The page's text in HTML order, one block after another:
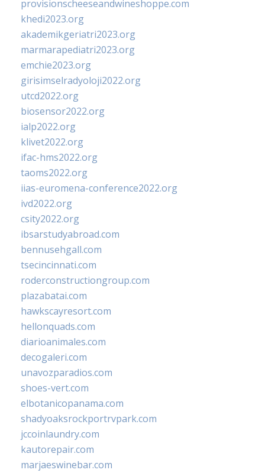
provisionscheeseandwineshoppe.com
khedi2023.org
akademikgeriatri2023.org
marmarapediatri2023.org
emchie2023.org
girisimselradyoloji2022.org
utcd2022.org
biosensor2022.org
ialp2022.org
klivet2022.org
ifac-hms2022.org
taoms2022.org
iias-euromena-conference2022.org
ivd2022.org
csity2022.org
ibsarstudyabroad.com
bennusehgall.com
tsecincinnati.com
roderconstructiongroup.com
plazabatai.com
hawkscayresort.com
hellonquads.com
diarioanimales.com
decogaleri.com
unavozparadios.com
shoes-vert.com
elbotanicopanama.com
shadyoaksrockportrvpark.com
jccoinlaundry.com
kautorepair.com
marjaeswinebar.com